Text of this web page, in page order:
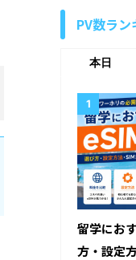
PV数ラン
本日
留学にお
方・設定